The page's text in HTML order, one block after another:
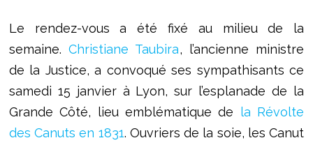
Le rendez-vous a été fixé au milieu de la
semaine. Christiane Taubira, l’ancienne ministre
de la Justice, a convoqué ses sympathisants ce
samedi 15 janvier à Lyon, sur l’esplanade de la
Grande Côté, lieu emblématique de la Révolte
des Canuts en 1831. Ouvriers de la soie, les Canut